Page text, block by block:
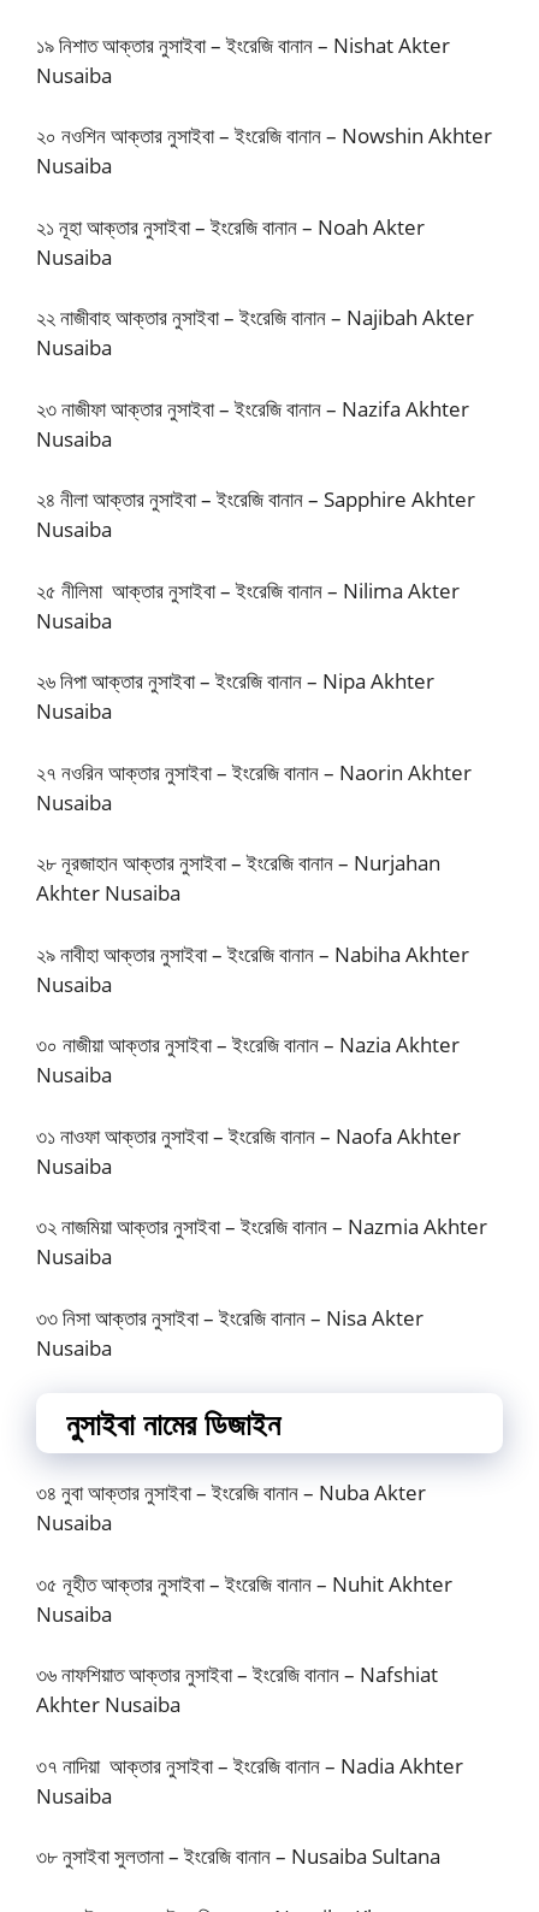
১৯ নিশাত আক্তার নুসাইবা – ইংরেজি বানান – Nishat Akter
Nusaiba
২০ নওশিন আক্তার নুসাইবা – ইংরেজি বানান – Nowshin Akhter
Nusaiba
২১ নূহা আক্তার নুসাইবা – ইংরেজি বানান – Noah Akter
Nusaiba
২২ নাজীবাহ আক্তার নুসাইবা – ইংরেজি বানান – Najibah Akter
Nusaiba
২৩ নাজীফা আক্তার নুসাইবা – ইংরেজি বানান – Nazifa Akhter
Nusaiba
২৪ নীলা আক্তার নুসাইবা – ইংরেজি বানান – Sapphire Akhter
Nusaiba
২৫ নীলিমা আক্তার নুসাইবা – ইংরেজি বানান – Nilima Akter
Nusaiba
২৬ নিপা আক্তার নুসাইবা – ইংরেজি বানান – Nipa Akhter
Nusaiba
২৭ নওরিন আক্তার নুসাইবা – ইংরেজি বানান – Naorin Akhter
Nusaiba
২৮ নূরজাহান আক্তার নুসাইবা – ইংরেজি বানান – Nurjahan
Akhter Nusaiba
২৯ নাবীহা আক্তার নুসাইবা – ইংরেজি বানান – Nabiha Akhter
Nusaiba
৩০ নাজীয়া আক্তার নুসাইবা – ইংরেজি বানান – Nazia Akhter
Nusaiba
৩১ নাওফা আক্তার নুসাইবা – ইংরেজি বানান – Naofa Akhter
Nusaiba
৩২ নাজমিয়া আক্তার নুসাইবা – ইংরেজি বানান – Nazmia Akhter
Nusaiba
৩৩ নিসা আক্তার নুসাইবা – ইংরেজি বানান – Nisa Akter
Nusaiba
নুসাইবা নামের ডিজাইন
৩৪ নুবা আক্তার নুসাইবা – ইংরেজি বানান – Nuba Akter
Nusaiba
৩৫ নূহীত আক্তার নুসাইবা – ইংরেজি বানান – Nuhit Akhter
Nusaiba
৩৬ নাফশিয়াত আক্তার নুসাইবা – ইংরেজি বানান – Nafshiat
Akhter Nusaiba
৩৭ নাদিয়া আক্তার নুসাইবা – ইংরেজি বানান – Nadia Akhter
Nusaiba
৩৮ নুসাইবা সুলতানা – ইংরেজি বানান – Nusaiba Sultana